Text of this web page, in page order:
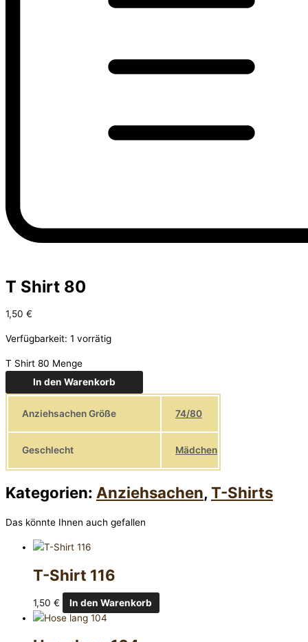
T Shirt 80
1,50 €
Verfügbarkeit: 1 vorrätig
T Shirt 80 Menge
In den Warenkorb
Anziehsachen Größe 74/80
Geschlecht Mädchen
Kategorien: Anziehsachen, T-Shirts
Das könnte Ihnen auch gefallen
T-Shirt 116
1,50 € In den Warenkorb